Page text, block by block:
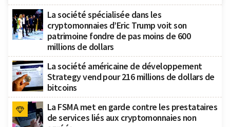
La société spécialisée dans les
cryptomonnaies d’Eric Trump voit son
patrimoine fondre de pas moins de 600
millions de dollars
La société américaine de développement
Strategy vend pour 216 millions de dollars de
bitcoins
La FSMA met en garde contre les prestataires
de services liés aux cryptomonnaies non